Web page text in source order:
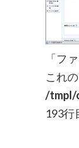
「フ
これ
/tmpl/
193行